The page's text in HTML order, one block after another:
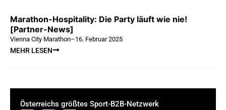
Marathon-Hospitality: Die Party läuft wie nie!
[Partner-News]
Vienna City Marathon–16. Februar 2025
MEHR LESEN
Österreichs größtes Sport-B2B-Netzwerk